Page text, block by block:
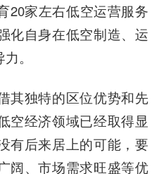
20家左右低空运营服务
化自身在低空制造、运
。
其独特的区位优势和先
空经济领域已经取得显
有后来居上的可能，要
阔、市场需求旺盛等优